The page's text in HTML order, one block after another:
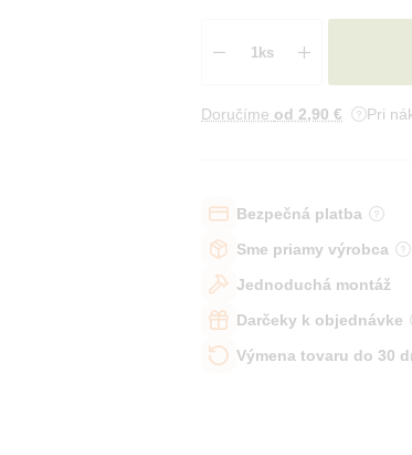
Doručíme od 2,90 € Pri
Bezpečná platba
Sme priamy výrobca
Jednoduchá montáž
Darčeky k objednávke
Výmena tovaru do 30